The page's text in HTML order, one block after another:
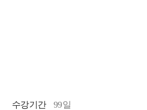
수강기간
99일